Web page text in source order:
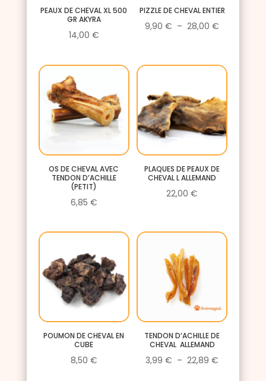
PEAUX DE CHEVAL XL 500
GR AKYRA
14,00 €
PIZZLE DE CHEVAL ENTIER
9,90€ – 28,00€
9,90 €
28,00 €
OS DE CHEVAL AVEC
TENDON D’ACHILLE
(PETIT)
6,85 €
PLAQUES DE PEAUX DE
CHEVAL L ALLEMAND
22,00€
POUMON DE CHEVAL EN
CUBE
8,50 €
TENDON D’ACHILLE DE
CHEVAL ALLEMAND
3,99€ – 22,89€